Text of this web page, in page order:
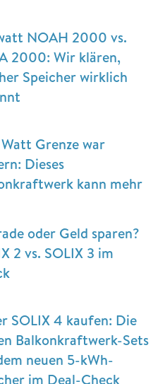
NOAH 2000 vs.
2000: Wir klären,
Speicher wirklich
Grenze war
Dieses
kann mehr
oder Geld sparen?
2 vs. SOLIX 3 im
SOLIX 4 kaufen: Die
Balkonkraftwerk-Sets
neuen 5-kWh-
im Deal-Check